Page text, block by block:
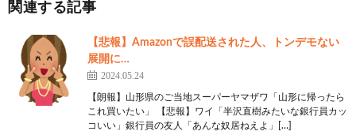
関連する記事
【悲報】Amazonで誤配送された人、トンデモない
展開に…
2024.05.24
【朗報】山形県のご当地スーパーヤマザワ「山形に帰ったら
これ買いたい」 【悲報】ワイ「半沢直樹みたいな銀行員カッ
コいい」銀行員の友人「あんな奴居ねえよ」[…]